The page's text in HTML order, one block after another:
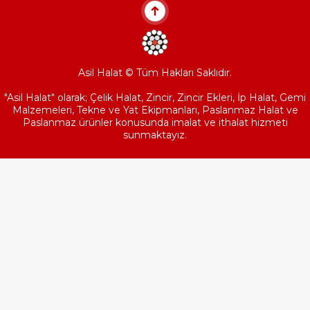
Asil Halat © Tüm Hakları Saklıdır.
"Asil Halat" olarak; Çelik Halat, Zincir, Zincir Ekleri, İp Halat, Gemi
Malzemeleri, Tekne ve Yat Ekipmanları, Paslanmaz Halat ve
Paslanmaz ürünler konusunda imalat ve ithalat hizmeti
sunmaktayız.